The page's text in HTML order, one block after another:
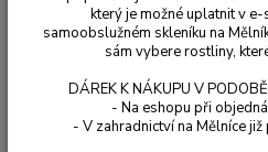
který je možné uplatnit v
samoobslužném skleníku na
sám vybere rostliny,
DÁREK K NÁKUPU V
- Na eshopu při
- V zahradnictví na Mělníce